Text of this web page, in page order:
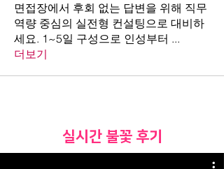
면접장에서 후회 없는 답변을 위해 직무
역량 중심의 실전형 컨설팅으로 대비하
세요. 1~5일 구성으로 인성부터 ...
더보기
​실시간 불꽃 후기